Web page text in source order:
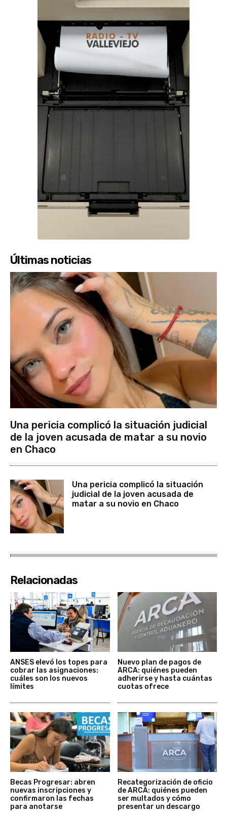
Últimas noticias
Una pericia complicó la situación judicial
de la joven acusada de matar a su novio
en Chaco
Una pericia complicó la situación
judicial de la joven acusada de
matar a su novio en Chaco
Relacionadas
ANSES elevó los topes para
cobrar las asignaciones:
cuáles son los nuevos
límites
Nuevo plan de pagos de
ARCA: quiénes pueden
adherirse y hasta cuántas
cuotas ofrece
Becas Progresar: abren
nuevas inscripciones y
confirmaron las fechas
para anotarse
Recategorización de oficio
de ARCA: quiénes pueden
ser multados y cómo
presentar un descargo